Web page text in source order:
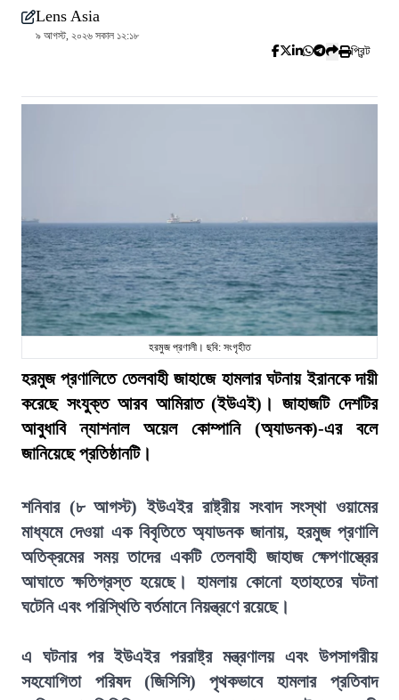
Lens Asia
৯ আগস্ট, ২০২৬ সকাল ১২:১৮
প্রিন্ট
হরমুজ প্রণালী। ছবি: সংগৃহীত
হরমুজ প্রণালিতে তেলবাহী জাহাজে হামলার ঘটনায় ইরানকে দায়ী
করেছে সংযুক্ত আরব আমিরাত (ইউএই)। জাহাজটি দেশটির
আবুধাবি ন্যাশনাল অয়েল কোম্পানি (অ্যাডনক)-এর বলে
জানিয়েছে প্রতিষ্ঠানটি।
শনিবার (৮ আগস্ট) ইউএইর রাষ্ট্রীয় সংবাদ সংস্থা ওয়ামের
মাধ্যমে দেওয়া এক বিবৃতিতে অ্যাডনক জানায়, হরমুজ প্রণালি
অতিক্রমের সময় তাদের একটি তেলবাহী জাহাজ ক্ষেপণাস্ত্রের
আঘাতে ক্ষতিগ্রস্ত হয়েছে। হামলায় কোনো হতাহতের ঘটনা
ঘটেনি এবং পরিস্থিতি বর্তমানে নিয়ন্ত্রণে রয়েছে।
এ ঘটনার পর ইউএইর পররাষ্ট্র মন্ত্রণালয় এবং উপসাগরীয়
সহযোগিতা পরিষদ (জিসিসি) পৃথকভাবে হামলার প্রতিবাদ